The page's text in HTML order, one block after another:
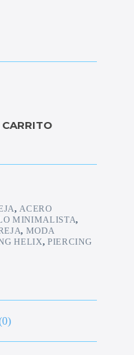
, ACERO
MINIMALISTA,
, MODA
HELIX,PIERCING